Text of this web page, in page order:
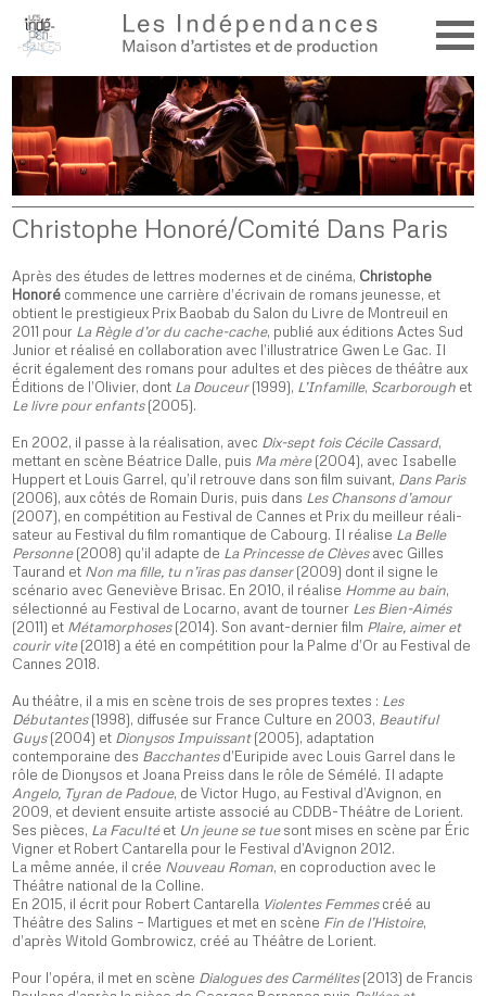
Christophe Honoré/Comité Dans Paris
Après des études de lettres modernes et de cinéma, Christophe
Honoré commence une carrière d’écri­vain de romans jeunesse, et
obtient le prestigieux Prix Baobab du Salon du Livre de Montreuil en
2011 pour La Règle d’or du cache-cache, publié aux éditions Actes Sud
Junior et réalisé en collaboration avec l’illustratrice Gwen Le Gac. Il
écrit également des romans pour adultes et des pièces de théâtre aux
Éditions de l’Olivier, dont La Douceur(1999), L’Infamille, Scarborough et
Le livre pour enfants(2005).
En 2002, il passe à la réalisation, avec Dix-sept fois Cécile Cassard,
mettant en scène Béatrice Dalle, puis Ma mère(2004), avec Isabelle
Huppert et Louis Garrel, qu’il retrouve dans son film suivant, Dans Paris
(2006), aux côtés de Romain Duris, puis dans Les Chansons d’amour
(2007), en compétition au Festival de Cannes et Prix du meilleur réali­
sa­teur au Festi­val du film roman­tique de Cabourg. Il réalise La Belle
Personne(2008) qu’il adapte de La Princesse de Clèvesavec Gilles
Taurand et Non ma fille, tu n’iras pas danser(2009) dont il signe le
scénario avec Geneviève Brisac. En 2010, il réalise Homme au bain,
sélectionné au Festival de Locarno, avant de tourner Les Bien-Aimés
(2011) et Métamorphoses(2014). Son avant-dernier film Plaire, aimer et
courir vite(2018) a été en compétition pour la Palme d’Or au Festival de
Cannes 2018.
Au théâtre, il a mis en scène trois de ses propres textes : Les
Débutantes(1998), diffusée sur France Culture en 2003, Beautiful
Guys(2004) et Dionysos Impuissant(2005), adaptation
contemporaine des Bacchantesd’Euripide avec Louis Garrel dans le
rôle de Dionysos et Joana Preiss dans le rôle de Sémélé. Il adapte
Angelo, Tyran de Padoue, de Victor Hugo, au Festival d’Avignon, en
2009, et devient ensuite artiste associé au CDDB-Théâtre de Lorient.
Ses pièces, La Facultéet Un jeune se tuesont mises en scène par Éric
Vigner et Robert Cantarella pour le Festival d’Avignon 2012.
La même année, il crée Nouveau Roman, en coproduction avec le
Théâtre national de la Colline.
En 2015, il écrit pour Robert Cantarella Violentes Femmescréé au
Théâtre des Salins – Martigues et met en scène Fin de l’Histoire,
d’après Witold Gombrowicz, créé au Théâtre de Lorient.
Pour l’opéra, il met en scène Dialogues des Carmélites(2013) de Francis